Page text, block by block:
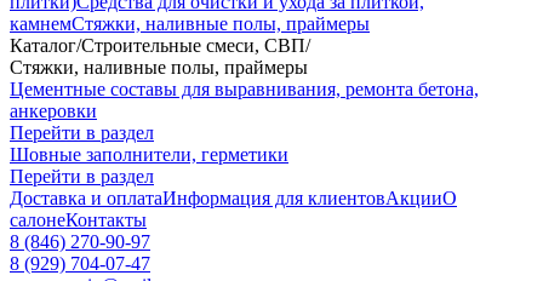
камнемСтяжки, наливные полы, праймеры
Каталог/Строительные смеси, СВП/
Стяжки, наливные полы, праймеры
Цементные составы для выравнивания, ремонта бетона,
анкеровки
Перейти в раздел
Шовные заполнители, герметики
Перейти в раздел
Доставка и оплатаИнформация для клиентовАкцииО
салонеКонтакты
8 (846) 270-90-97
8 (929) 704-07-47